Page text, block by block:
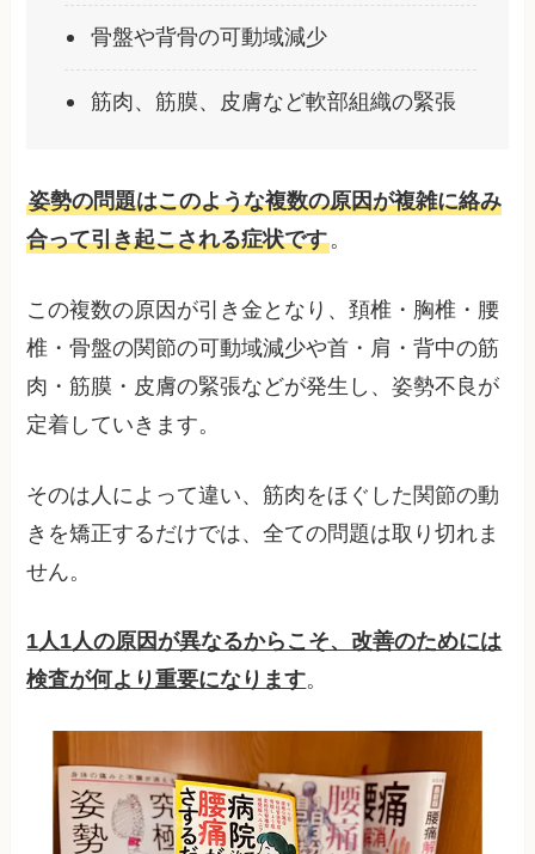
骨盤や背骨の可動域減少
筋肉、筋膜、皮膚など軟部組織の緊張
姿勢の問題はこのような複数の原因が複雑に絡み
合って引き起こされる症状です。
この複数の原因が引き金となり、頚椎・胸椎・腰
椎・骨盤の関節の可動域減少や首・肩・背中の筋
肉・筋膜・皮膚の緊張などが発生し、姿勢不良が
定着していきます。
そのは人によって違い、筋肉をほぐした関節の動
きを矯正するだけでは、全ての問題は取り切れま
せん。
1人1人の原因が異なるからこそ、改善のためには
検査が何より重要になります。